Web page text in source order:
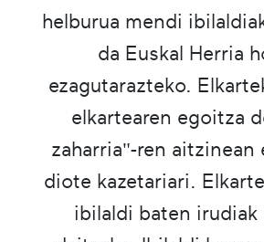
helburua mendi
da Euskal Herria
ezagutarazteko.
elkartearen egoitza
zaharria"-ren aitzinean
diote kazetariari.
ibilaldi baten irudiak